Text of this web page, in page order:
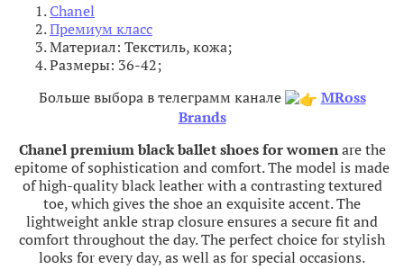
Chanel
Премиум класс
Материал: Текстиль, кожа;
Размеры: 36-42;
Больше выбора в телеграмм канале
MRoss
Brands
Chanel premium black ballet shoes for womenare the
epitome of sophistication and comfort. The model is made
of high-quality black leather with a contrasting textured
toe, which gives the shoe an exquisite accent. The
lightweight ankle strap closure ensures a secure fit and
comfort throughout the day. The perfect choice for stylish
looks for every day, as well as for special occasions.​